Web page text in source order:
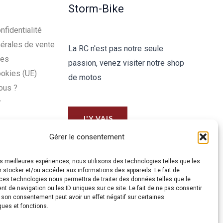
Gérer le consentement
meilleures expériences, nous utilisons des technologies telles que les
stocker et/ou accéder aux informations des appareils. Le fait de
technologies nous permettra de traiter des données telles que le
de navigation ou les ID uniques sur ce site. Le fait de ne pas consentir
son consentement peut avoir un effet négatif sur certaines
et fonctions.
de vente
(UE)
?
Storm-Bike
La RC n'est pas notre seule
passion, venez visiter notre shop
de motos
J'Y VAIS